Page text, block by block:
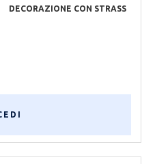
DECORAZIONE CON STRASS